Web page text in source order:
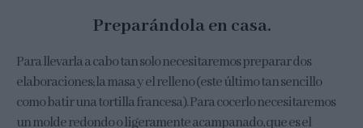
Preparándola en casa.
Para llevarla a cabo tan solo necesitaremos preparar dos
elaboraciones; la masa y el relleno (este último tan sencillo
como batir una tortilla francesa). Para cocerlo necesitaremos
un molde redondo o ligeramente acampanado, que es el